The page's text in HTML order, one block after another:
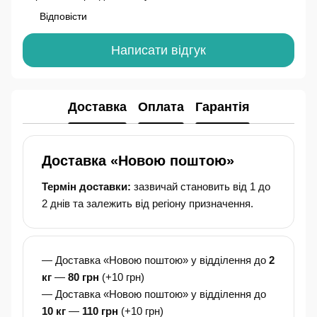
Відповісти
Написати відгук
Доставка Оплата Гарантія
Доставка «Новою поштою»
Термін доставки: зазвичай становить від 1 до
2 днів та залежить від регіону призначення.
— Доставка «Новою поштою» у відділення до 2
кг — 80 грн (+10 грн)
— Доставка «Новою поштою» у відділення до
10 кг — 110 грн (+10 грн)